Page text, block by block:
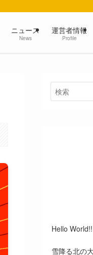
ニュース
News
運営者情報
Profile
Hello World!!
雪降る北の